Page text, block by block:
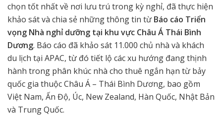
chọn tốt nhất về nơi lưu trú trong kỳ nghỉ, đã thực hiện
khảo sát và chia sẻ những thông tin từ Báo cáo Triển
vọng Nhà nghỉ dưỡng tại khu vực Châu Á Thái Bình
Dương. Báo cáo đã khảo sát 11.000 chủ nhà và khách
du lịch tại APAC, từ đó tiết lộ các xu hướng đang thịnh
hành trong phân khúc nhà cho thuê ngắn hạn từ bảy
quốc gia thuộc Châu Á – Thái Bình Dương, bao gồm
Việt Nam, Ấn Độ, Úc, New Zealand, Hàn Quốc, Nhật Bản
và Trung Quốc.